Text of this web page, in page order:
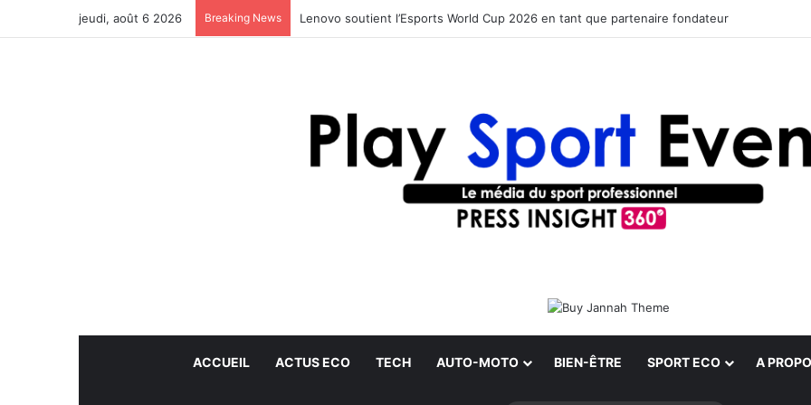
jeudi, août 6 2026 Breaking News Lenovo soutient l’Esports World Cup 2026 en tant que partenaire fondateur
ACCUEIL ACTUS ECO TECH AUTO-MOTO BIEN-ÊTRE SPORT ECO A